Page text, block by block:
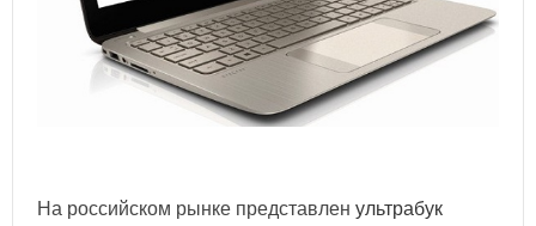
На российском рынке представлен ультрабук